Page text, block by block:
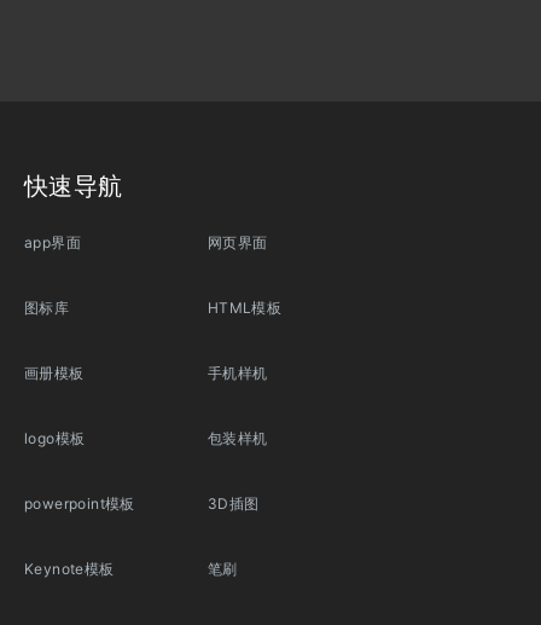
快速导航
app界面
图标库
画册模板
logo模板
powerpoint模板
Keynote模板
网页界面
HTML模板
手机样机
包装样机
3D插图
笔刷